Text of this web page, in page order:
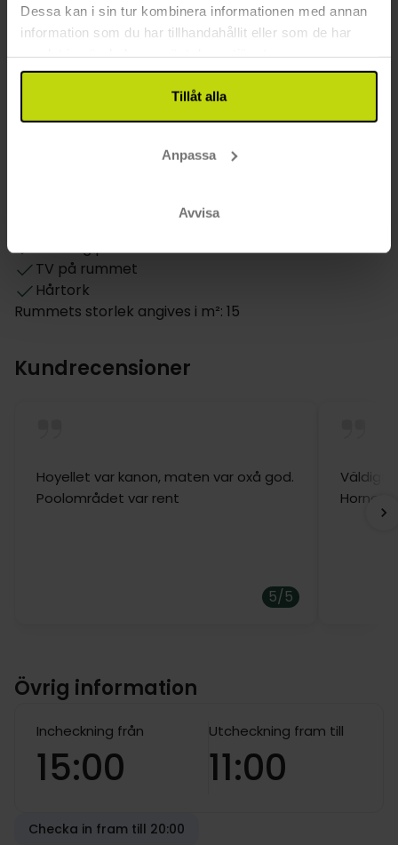
Dessa kan i sin tur kombinera informationen med annan
information som du har tillhandahållit eller som de har
Tillåt alla
Anpassa
Avvisa
Laddningsplats för elbil
Balkong på alla rum
TV på rummet
Hårtork
Rummets storlek angives i m²: 15
Kundrecensioner
Hoyellet var kanon, maten var oxå god.
Poolområdet var rent
5/5
Väldigt
Hornet
Övrig information
Incheckning från
15:00
Utcheckning fram till
11:00
Checka in fram till 20:00